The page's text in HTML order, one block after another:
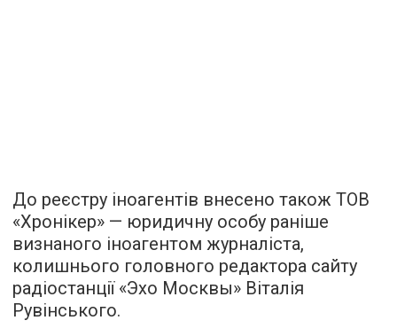
До реєстру іноагентів внесено також ТОВ
«Хронікер» — юридичну особу раніше
визнаного іноагентом журналіста,
колишнього головного редактора сайту
радіостанції «Эхо Москвы» Віталія
Рувінського.